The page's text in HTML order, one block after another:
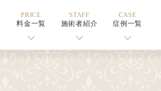
PRICE
料金一覧
STAFF
施術者紹介
CASE
症例一覧